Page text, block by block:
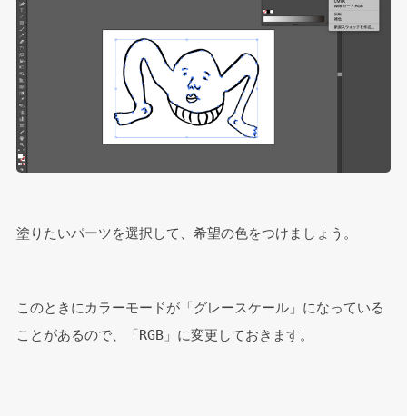
塗りたいパーツを選択して、希望の色をつけましょう。
このときにカラーモードが「グレースケール」になっている
ことがあるので、「RGB」に変更しておきます。